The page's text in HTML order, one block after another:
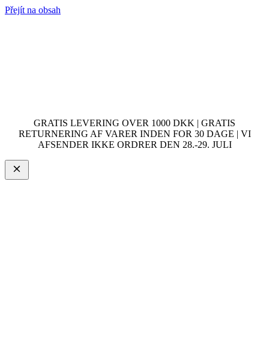
Přejít na obsah
GRATIS LEVERING OVER 1000 DKK | GRATIS
RETURNERING AF VARER INDEN FOR 30 DAGE | VI
AFSENDER IKKE ORDRER DEN 28.-29. JULI